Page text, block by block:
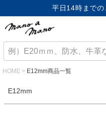
平日14時までの
HOME E12mm商品一覧
E12mm
価格が安い順
価格が高い順
優先度順
キーワードヒット順